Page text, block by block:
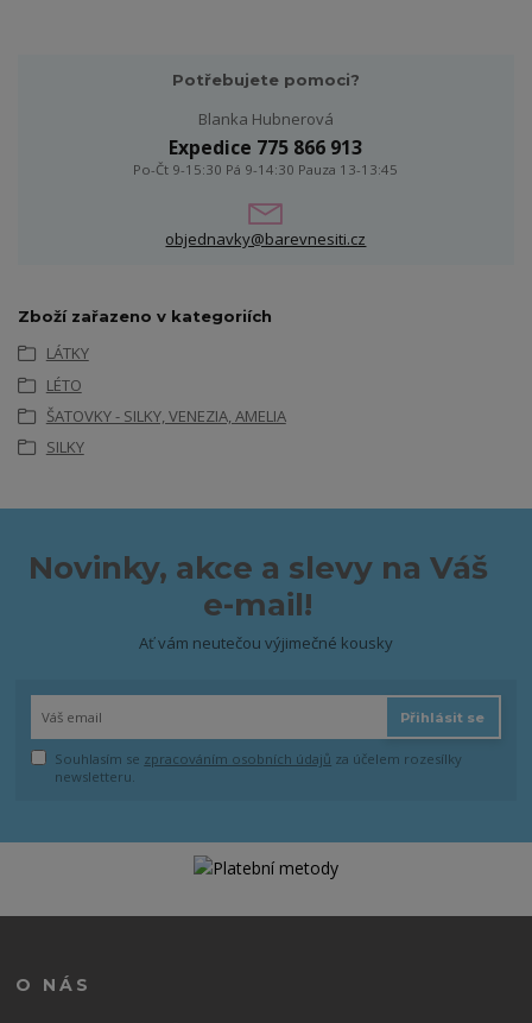
Potřebujete pomoci?
Blanka Hubnerová
Expedice 775 866 913
Po-Čt 9-15:30 Pá 9-14:30 Pauza 13-13:45
objednavky@barevnesiti.cz
Zboží zařazeno v kategoriích
LÁTKY
LÉTO
ŠATOVKY - SILKY, VENEZIA, AMELIA
SILKY
Novinky, akce a slevy na Váš
e-mail!
Ať vám neutečou výjimečné kousky
Přihlásit se
Souhlasím se zpracováním osobních údajů za účelem rozesílky
newsletteru.
O NÁS